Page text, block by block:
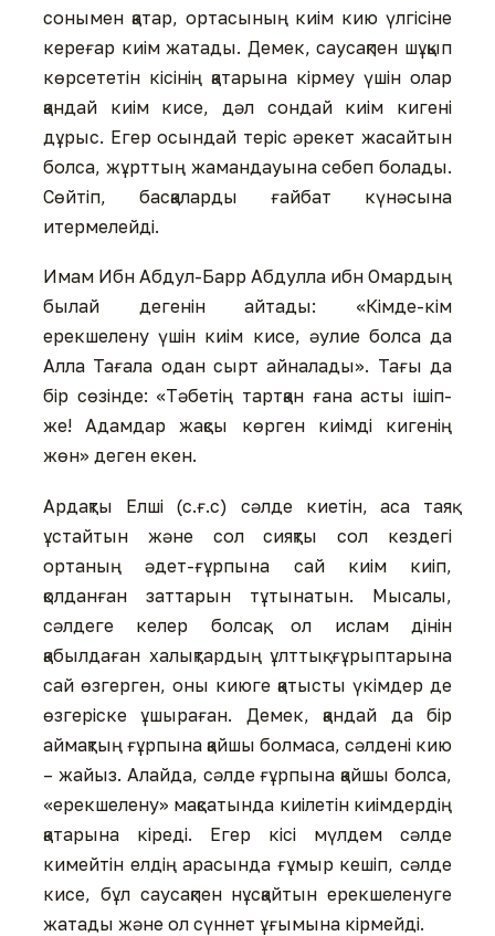
сонымен қатар, ортасының киім кию үлгісіне
кереғар киім жатады. Демек, саусақпен шұқып
көрсететін кісінің қатарына кірмеу үшін олар
қандай киім кисе, дәл сондай киім кигені
дұрыс. Егер осындай теріс әрекет жасайтын
болса, жұрттың жамандауына себеп болады.
Сөйтіп, басқаларды ғайбат күнәсына
итермелейді.
Имам Ибн Абдул-Барр Абдулла ибн Омардың
былай дегенін айтады: «Кімде-кім
ерекшелену үшін киім кисе, әулие болса да
Алла Тағала одан сырт айналады». Тағы да
бір сөзінде: «Тәбетің тартқан ғана асты ішіп-
же! Адамдар жақсы көрген киімді кигенің
жөн» деген екен.
Ардақты Елші (с.ғ.с) сәлде киетін, аса таяқ
ұстайтын және сол сияқты сол кездегі
ортаның әдет-ғұрпына сай киім киіп,
қолданған заттарын тұтынатын. Мысалы,
сәлдеге келер болсақ, ол ислам дінін
қабылдаған халықтардың ұлттық ғұрыптарына
сай өзгерген, оны киюге қатысты үкімдер де
өзгеріске ұшыраған. Демек, қандай да бір
аймақтың ғұрпына қайшы болмаса, сәлдені кию
– жайыз. Алайда, сәлде ғұрпына қайшы болса,
«ерекшелену» мақсатында киілетін киімдердің
қатарына кіреді. Егер кісі мүлдем сәлде
кимейтін елдің арасында ғұмыр кешіп, сәлде
кисе, бұл саусақпен нұсқайтын ерекшеленуге
жатады және ол сүннет ұғымына кірмейді.